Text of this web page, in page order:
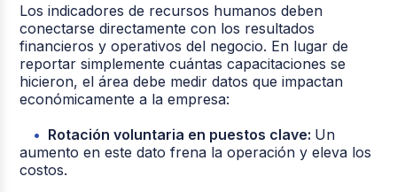
Los indicadores de recursos humanos deben
conectarse directamente con los resultados
financieros y operativos del negocio. En lugar de
reportar simplemente cuántas capacitaciones se
hicieron, el área debe medir datos que impactan
económicamente a la empresa:
Rotación voluntaria en puestos clave: Un
aumento en este dato frena la operación y eleva los
costos.